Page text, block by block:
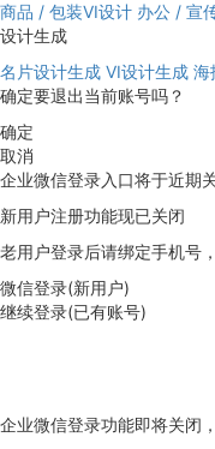
商品 / 包装VI设计 办公 / 宣
设计生成
名片设计生成 VI设计生成 海
确定要退出当前账号吗？
确定
取消
企业微信登录入口将于近期
新用户注册功能现已关闭
老用户登录后请绑定手机号
微信登录(新用户)
继续登录(已有账号)
企业微信登录功能即将关闭